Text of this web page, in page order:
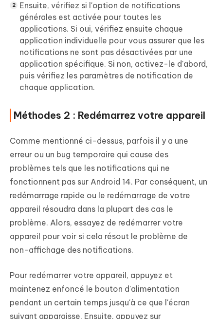
Ensuite, vérifiez si l'option de notifications
générales est activée pour toutes les
applications. Si oui, vérifiez ensuite chaque
application individuelle pour vous assurer que les
notifications ne sont pas désactivées par une
application spécifique. Si non, activez-le d'abord,
puis vérifiez les paramètres de notification de
chaque application.
Méthodes 2 : Redémarrez votre appareil
Comme mentionné ci-dessus, parfois il y a une
erreur ou un bug temporaire qui cause des
problèmes tels que les notifications qui ne
fonctionnent pas sur Android 14. Par conséquent, un
redémarrage rapide ou le redémarrage de votre
appareil résoudra dans la plupart des cas le
problème. Alors, essayez de redémarrer votre
appareil pour voir si cela résout le problème de
non-affichage des notifications.
Pour redémarrer votre appareil, appuyez et
maintenez enfoncé le bouton d'alimentation
pendant un certain temps jusqu'à ce que l'écran
suivant apparaisse. Ensuite, appuyez sur